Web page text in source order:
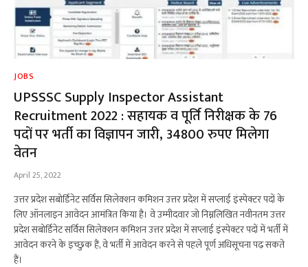
JOBS
UPSSSC Supply Inspector Assistant
Recruitment 2022 : सहायक व पूर्ति निरीक्षक के 76
पदों पर भर्ती का विज्ञापन जारी, 34800 रुपए मिलेगा
वेतन
April 25, 2022
उत्तर प्रदेश सबोर्डिनेट सर्विस सिलेक्शन कमिशन उत्तर प्रदेश में सप्लाई इंस्पेक्टर पदों के
लिए ऑनलाइन आवेदन आमंत्रित किया है। वे उम्मीदवार जो निम्नलिखित नवीनतम उत्तर
प्रदेश सबोर्डिनेट सर्विस सिलेक्शन कमिशन उत्तर प्रदेश में सप्लाई इंस्पेक्टर पदों में भर्ती में
आवेदन करने के इच्छुक हैं, वे भर्ती में आवेदन करने से पहले पूर्ण अधिसूचना पढ़ सकते
हैं।